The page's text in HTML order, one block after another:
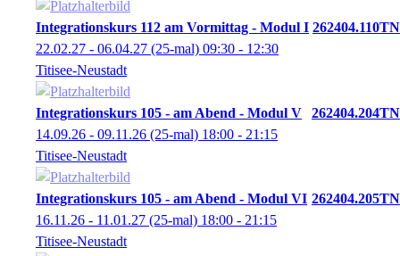
Integrationskurs 112 am Vormittag - Modul I 262404.110TN
22.02.27 - 06.04.27 (25-mal) 09:30 - 12:30
Titisee-Neustadt
Integrationskurs 105 - am Abend - Modul V
262404.204TN
14.09.26 - 09.11.26 (25-mal) 18:00 - 21:15
Titisee-Neustadt
Integrationskurs 105 - am Abend - Modul VI 262404.205TN
16.11.26 - 11.01.27 (25-mal) 18:00 - 21:15
Titisee-Neustadt